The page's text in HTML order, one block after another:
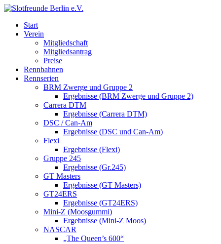
Start
Verein
Mitgliedschaft
Mitgliedsantrag
Preise
Rennbahnen
Rennserien
BRM Zwerge und Gruppe 2
Ergebnisse (BRM Zwerge und Gruppe 2)
Carrera DTM
Ergebnisse (Carrera DTM)
DSC / Can-Am
Ergebnisse (DSC und Can-Am)
Flexi
Ergebnisse (Flexi)
Gruppe 245
Ergebnisse (Gr.245)
GT Masters
Ergebnisse (GT Masters)
GT24ERS
Ergebnisse (GT24ERS)
Mini-Z (Moosgummi)
Ergebnisse (Mini-Z Moos)
NASCAR
„The Queen’s 600“